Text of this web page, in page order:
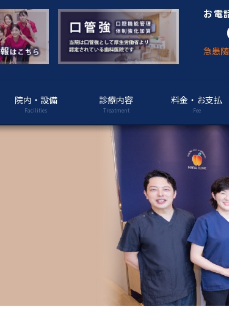
お電
急患
院内・設備
Facilities
診療内容
Treatment
料金・お支払
Fee